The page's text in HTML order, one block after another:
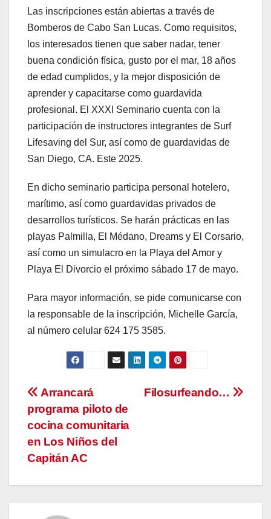
Las inscripciones están abiertas a través de
Bomberos de Cabo San Lucas. Como requisitos,
los interesados tienen que saber nadar, tener
buena condición física, gusto por el mar, 18 años
de edad cumplidos, y la mejor disposición de
aprender y capacitarse como guardavida
profesional. El XXXI Seminario cuenta con la
participación de instructores integrantes de Surf
Lifesaving del Sur, así como de guardavidas de
San Diego, CA. Este 2025.
En dicho seminario participa personal hotelero,
marítimo, así como guardavidas privados de
desarrollos turísticos. Se harán prácticas en las
playas Palmilla, El Médano, Dreams y El Corsario,
así como un simulacro en la Playa del Amor y
Playa El Divorcio el próximo sábado 17 de mayo.
Para mayor información, se pide comunicarse con
la responsable de la inscripción, Michelle García,
al número celular 624 175 3585.
Navegación
de
entradas
Filosurfeando…
Arrancará
programa piloto de
cocina comunitaria
en Los Niños del
Capitán AC